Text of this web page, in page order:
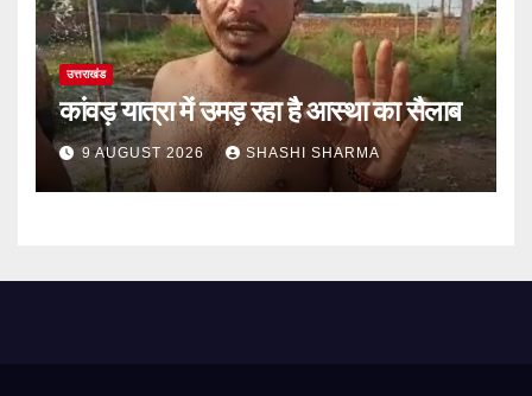
उत्तराखंड
कांवड़ यात्रा में उमड़ रहा है आस्था का सैलाब
9 AUGUST 2026 SHASHI SHARMA